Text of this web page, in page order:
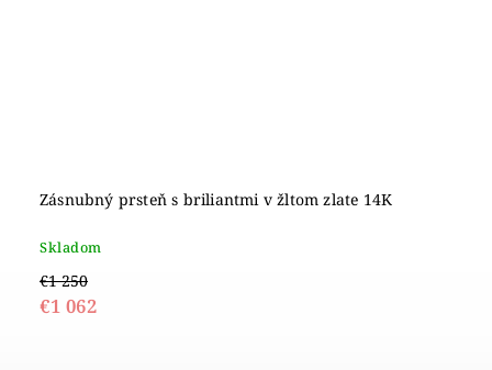
Zásnubný prsteň s briliantmi v žltom zlate 14K
Skladom
€1 250
€1 062